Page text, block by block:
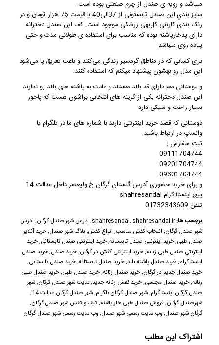
میباشد و رویه ی صندل از چرم صنعتی بوده است.
سایز بندي این صندل تابستونی
از 37الی40 با قیمت 75 هزار تومان و در
رنگ بندی کاربنی گل‌بهی زرشکی موجود است. کف این صندل دخترانه
دارای پدخارپاشنه بوده که مناسب برای استفاده ی طولانی مدت و حتی
پیاده روی میباشد.
برای کسانی که در مناطق گرمسیر زندگی می‌کنند و باعث تعریق پا می‌شود
این مدل رو بهشون پیشنهاد میکنم که استفاده کنند.
و دوستانی هم دارای قد بلند هستند و عادت به پاشنه های بلند رو ندارند
این صندل دخترانهیکی از گزینه های انتخابی براشون هست که پاخور
بسیار راحت و شیکی دارد.
دوستانی که قصد خرید اینترنتی دارند با شماره های ما در تلگرام یا
واتساپ در ارتباط باشید.
ثبت سفارش :
09111704744
09201704744
09301704744
و برای خرید حضوری آدرس گلستان گرگان خ ولیعصر داخل عدالت 14
پیج اینستا گرام shahresandal
تلفن 01732343609
برچسب ها: shahresandal,shahresandal.ir
,آدرس شهر صندل گرگان, ادرس
شهر صندل گرگان, انتخاب کفش مناسب, انواع کفش, بلاگ شهر صندل,خرید آنلاین
صندل طبی,خرید اینترنتی صندل تابستانه,خرید اینترنتی صندل تابستانی,خرید
اینترنتی صندل طبی زنانه,خرید اینترنتی کفش در گرگان,خرید صندل,خرید صندل
اینستاگرام,خرید صندل پاشنه بلند,خرید صندل تابستانه,خرید صندل تابستانی,
خرید صندل جدید در گرگان,خرید صندل زنانه,خرید صندل طبی,خرید صندل طبی
زنانه,خرید صندل مجلسی,خرید کفش زنانه جدید,سایت شهر صندل گرگان,شهر
صندل گرگان اینستاگرام,شهر صندل گرگان تلگرام,شهر صندل گرگان عدالت 14
,
شهرصندل گرگان,فروش صندل طبی خار پاشنه,کیف و کفش شهر صندل گرگان,
گرگان شهر صندل,وب سایت رسمی شهر صندل,وب سایت رسمی شهر صندل گرگان
اشتراک این مطلب